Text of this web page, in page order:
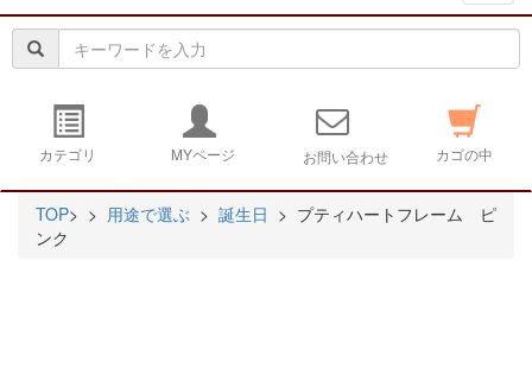
カテゴリ MYページ お問い合わせ カゴの中
TOP> > 用途で選ぶ > 誕生日 > プティハートフレーム ピ
ンク